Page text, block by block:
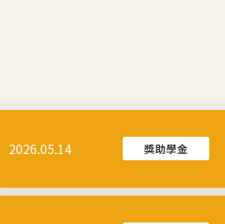
2026.05.14 獎助學金